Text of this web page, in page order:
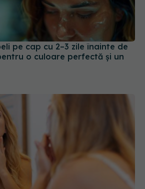
pe cap cu 2–3 zile înainte de
o culoare perfectă și un
deshidratat: cum faci diferența
alegi